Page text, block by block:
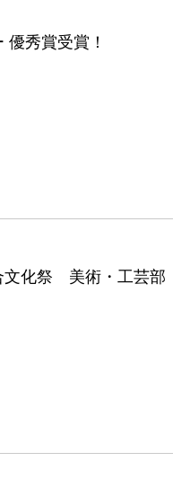
秀賞受賞！
文化祭 美術・工芸部